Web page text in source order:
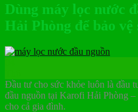
Dùng máy lọc nước
Hải Phòng để bảo
Đầu tư cho sức khỏe luôn là đầu
đầu nguồn tại Karofi Hải Phòng
cho cả gia đình.